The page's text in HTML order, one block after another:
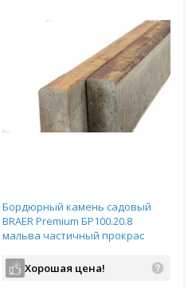
Бордюрный камень садовый
BRAER Premium БР100.20.8
мальва частичный прокрас
Хорошая цена!